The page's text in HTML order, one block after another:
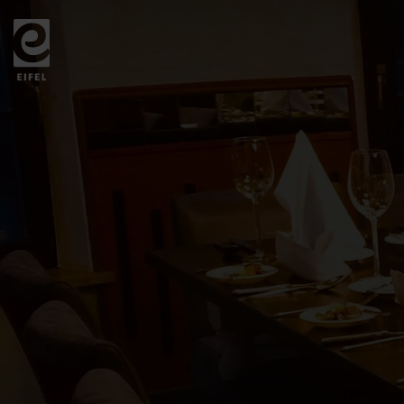
Zurück
zur
Startseite